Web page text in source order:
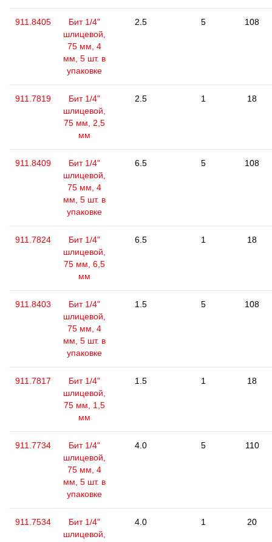
911.8405
Бит 1/4"
шлицевой,
75 мм, 4
мм, 5 шт. в
упаковке
2.5 5 108
911.7819
Бит 1/4"
шлицевой,
75 мм, 2,5
мм
2.5 1 18
911.8409
Бит 1/4"
шлицевой,
75 мм, 4
мм, 5 шт. в
упаковке
6.5 5 108
911.7824
Бит 1/4"
шлицевой,
75 мм, 6,5
мм
6.5 1 18
911.8403
Бит 1/4"
шлицевой,
75 мм, 4
мм, 5 шт. в
упаковке
1.5 5 108
911.7817
Бит 1/4"
шлицевой,
75 мм, 1,5
мм
1.5 1 18
911.7734
Бит 1/4"
шлицевой,
75 мм, 4
мм, 5 шт. в
упаковке
4.0 5 110
911.7534
Бит 1/4"
шлицевой,
4.0 1 20